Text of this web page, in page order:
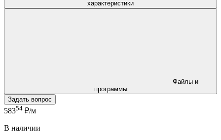
характеристики
программы
Задать вопрос
58354 ₽/м
В наличии